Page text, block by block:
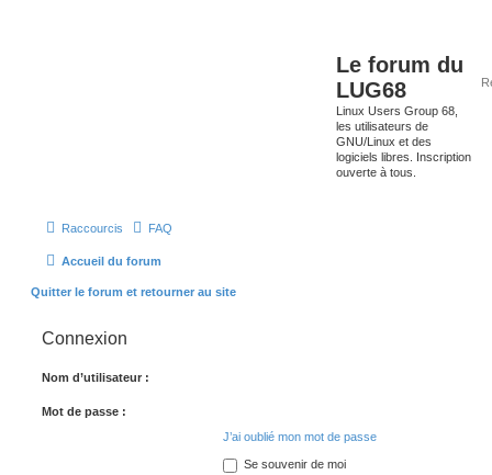
Le forum du
LUG68
Linux Users Group 68,
les utilisateurs de
GNU/Linux et des
logiciels libres. Inscription
ouverte à tous.
Raccourcis FAQ
Accueil du forum
Quitter le forum et retourner au site
Connexion
Nom d’utilisateur :
Mot de passe :
J’ai oublié mon mot de passe
Se souvenir de moi